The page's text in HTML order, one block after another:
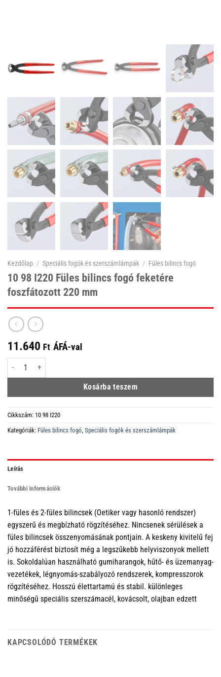
Kezdőlap / Speciális fogók és szerszámlámpák / Füles bilincs fogó
10 98 I220 Füles bilincs fogó feketére
foszfátozott 220 mm
11.640 Ft ÁFÁ-val
10 98 I220 Füles bilincs fogó feketére foszfátozott 220 mm mennyiség
Kosárba teszem
Cikkszám: 10 98 I220
Kategóriák: Füles bilincs fogó Speciális fogók és szerszámlámpák
Leírás
További információk
1-füles és 2-füles bilincsek (Oetiker vagy hasonló rendszer)
egyszerű és megbízható rögzítéséhez. Nincsenek sérülések a
füles bilincsek összenyomásának pontjain. A keskeny kivitelű fej
jó hozzáférést biztosít még a legszűkebb helyviszonyok mellett
is. Sokoldalúan használható gumiharangok, hűtő- és üzemanyag-
vezetékek, légnyomás-szabályozó rendszerek, kompresszorok
rögzítéséhez. Hosszú élettartamú és stabil. különleges
minőségű speciális szerszámacél, kovácsolt, olajban edzett
KAPCSOLÓDÓ TERMÉKEK